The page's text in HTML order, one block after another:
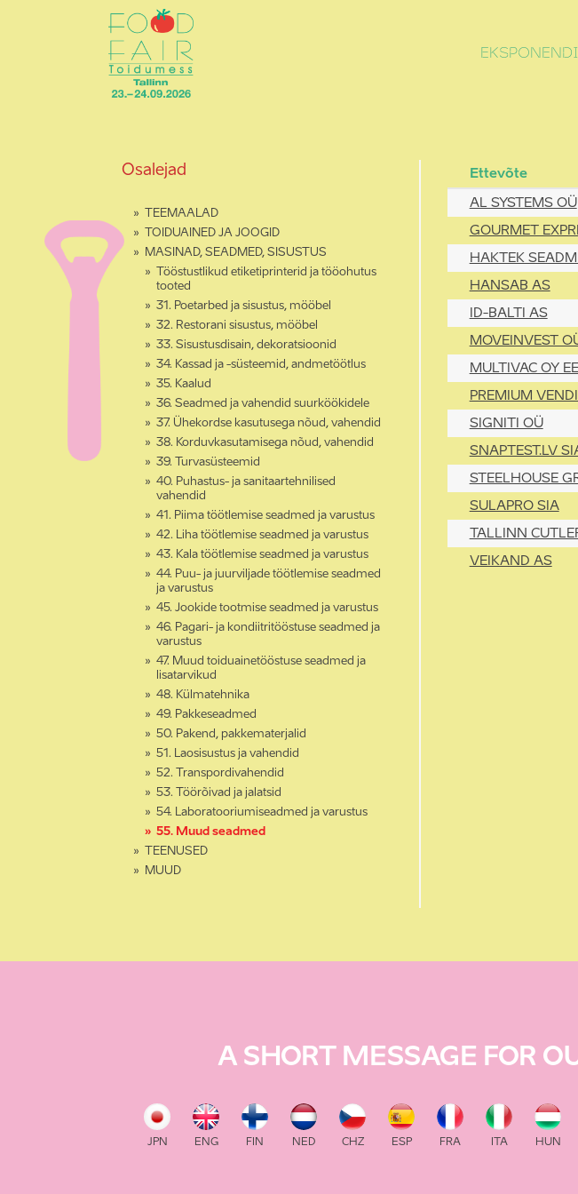
Osalejad
TEEMAALAD
TOIDUAINED JA JOOGID
MASINAD, SEADMED, SISUSTUS
Tööstustlikud etiketiprinterid ja tööohutus
tooted
31. Poetarbed ja sisustus, mööbel
32. Restorani sisustus, mööbel
33. Sisustusdisain, dekoratsioonid
34. Kassad ja -süsteemid, andmetöötlus
35. Kaalud
36. Seadmed ja vahendid suurköökidele
37. Ühekordse kasutusega nõud, vahendid
38. Korduvkasutamisega nõud, vahendid
39. Turvasüsteemid
40. Puhastus- ja sanitaartehnilised
vahendid
41. Piima töötlemise seadmed ja varustus
42. Liha töötlemise seadmed ja varustus
43. Kala töötlemise seadmed ja varustus
44. Puu- ja juurviljade töötlemise seadmed
ja varustus
45. Jookide tootmise seadmed ja varustus
46. Pagari- ja kondiitritööstuse seadmed ja
varustus
47. Muud toiduainetööstuse seadmed ja
lisatarvikud
48. Külmatehnika
49. Pakkeseadmed
50. Pakend, pakkematerjalid
51. Laosisustus ja vahendid
52. Transpordivahendid
53. Töörõivad ja jalatsid
54. Laboratooriumiseadmed ja varustus
55. Muud seadmed
TEENUSED
MUUD
Ettevõte
AL SYSTEMS OÜ
GOURMET
HAKTEK
HANSAB AS
ID-BALTI AS
MOVEINVEST
MULTIVAC OY
PREMIUM
SIGNITI OÜ
SNAPTEST.LV
STEELHOUSE
SULAPRO SIA
TALLINN
VEIKAND AS
A SHORT MESSAGE FOR
JPN ENG FIN NED CHZ ESP FRA ITA HUN